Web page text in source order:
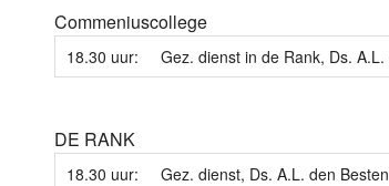
Commeniuscollege
18.30 uur: Gez. dienst in de Rank, Ds.
DE RANK
18.30 uur: Gez. dienst, Ds. A.L. den Besten